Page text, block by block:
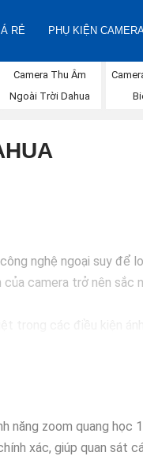
RẺ PHỤ KIỆN
Camera Thu Âm
Ngoài Trời Dahua
nghệ ngoại suy để
camera trở nên sắc
năng zoom quang
xác, giúp quan sát